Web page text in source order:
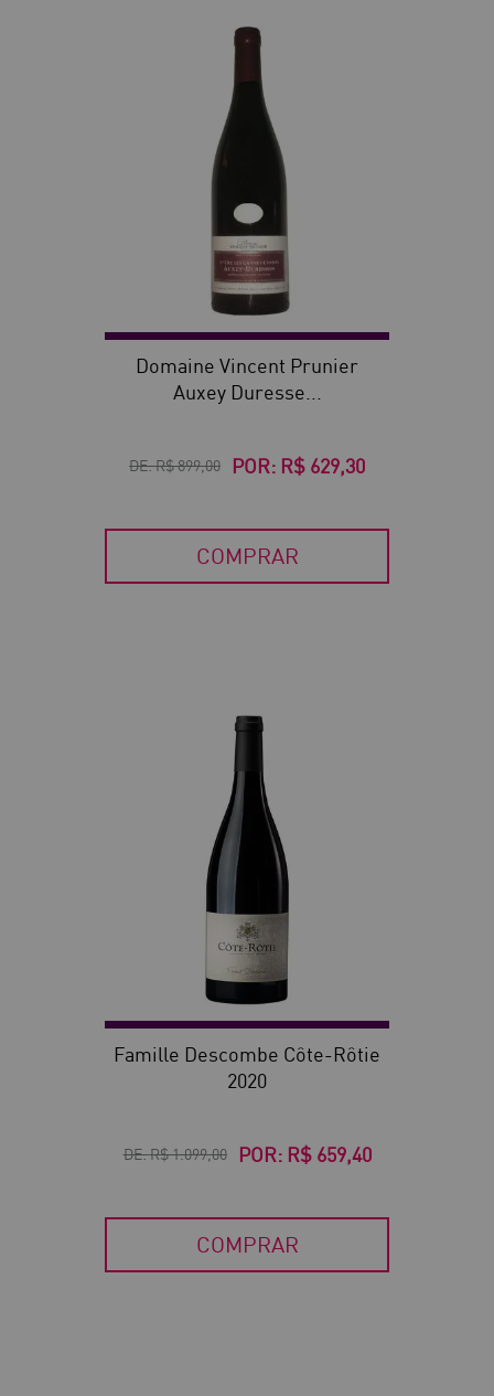
Domaine Vincent Prunier
Auxey Duresse...
DE:R$ 899,00 POR: R$ 629,30
COMPRAR
Famille Descombe Côte-Rôtie
2020
DE:R$ 1.099,00 POR: R$ 659,40
COMPRAR